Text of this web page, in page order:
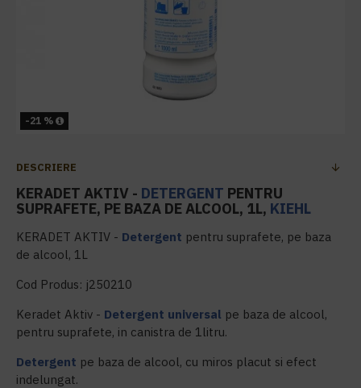
-21 %
DESCRIERE
KERADET AKTIV - DETERGENT PENTRU
SUPRAFETE, PE BAZA DE ALCOOL, 1L, KIEHL
KERADET AKTIV - Detergent pentru suprafete, pe baza
de alcool, 1L
Cod Produs: j250210
Keradet Aktiv - Detergent universal pe baza de alcool,
pentru suprafete, in canistra de 1litru.
Detergent pe baza de alcool, cu miros placut si efect
indelungat.